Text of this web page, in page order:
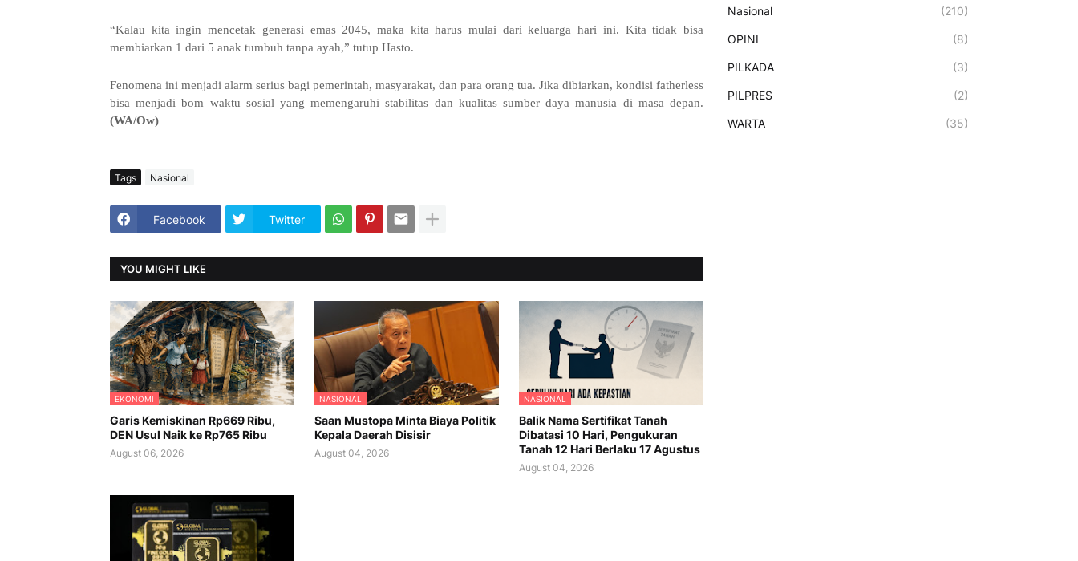
“Kalau kita ingin mencetak generasi emas 2045, maka kita harus mulai dari keluarga hari ini. Kita tidak bisa
membiarkan 1 dari 5 anak tumbuh tanpa ayah,” tutup Hasto.
Fenomena ini menjadi alarm serius bagi pemerintah, masyarakat, dan para orang tua. Jika dibiarkan, kondisi fatherless
bisa menjadi bom waktu sosial yang memengaruhi stabilitas dan kualitas sumber daya manusia di masa depan.
(WA/Ow)
Tags Nasional
Facebook Twitter
YOU MIGHT LIKE
EKONOMI
Garis Kemiskinan Rp669 Ribu,
DEN Usul Naik ke Rp765 Ribu
August 06, 2026
NASIONAL
Saan Mustopa Minta Biaya Politik
Kepala Daerah Disisir
August 04, 2026
NASIONAL
Balik Nama Sertifikat Tanah
Dibatasi 10 Hari, Pengukuran
Tanah 12 Hari Berlaku 17 Agustus
August 04, 2026
Nasional (210)
OPINI (8)
PILKADA (3)
PILPRES (2)
WARTA (35)